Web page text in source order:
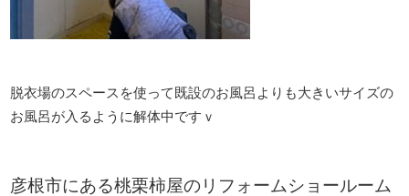
脱衣場のスペースを使って既設のお風呂よりも大きいサイズの
お風呂が入るように解体中ですｖ
彦根市にある桃栗柿屋のリフォームショールーム